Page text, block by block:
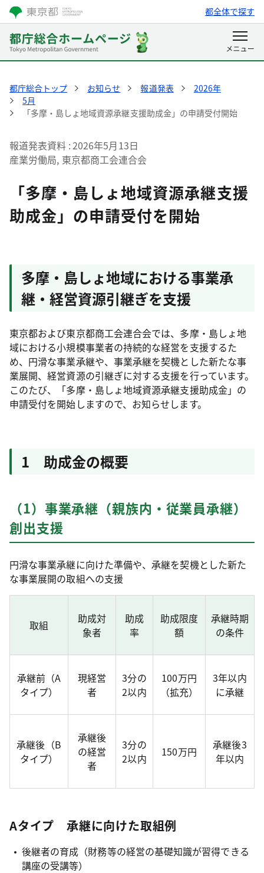
都全体で探す
都庁総合トップ お知らせ 報道発表
2026年
5月
「多摩・島しょ地域資源承継支援助成金」の申請受付開始
報道発表資料 2026年5月13日
産業労働局, 東京都商工会連合会
「多摩・島しょ地域資源承継支援
助成金」の申請受付を開始
多摩・島しょ地域における事業承
継・経営資源引継ぎを支援
東京都および東京都商工会連合会では、多摩・島しょ地
域における小規模事業者の持続的な経営を支援するた
め、円滑な事業承継や、事業承継を契機とした新たな事
業展開、経営資源の引継ぎに対する支援を行っています。
このたび、「多摩・島しょ地域資源承継支援助成金」の
申請受付を開始しますので、お知らせします。
1 助成金の概要
（1）事業承継（親族内・従業員承継）
創出支援
円滑な事業承継に向けた準備や、承継を契機とした新た
な事業展開の取組への支援
取組
助成対
象者
助成
率
助成限度
額
承継時期
の条件
承継前（A
タイプ）
現経営
者
3分の
2以内
100万円
（拡充）
3年以内
に承継
承継後（B
タイプ）
承継後
の経営
者
3分の
2以内
150万円
承継後3
年以内
Aタイプ 承継に向けた取組例
後継者の育成（財務等の経営の基礎知識が習得できる
講座の受講等）